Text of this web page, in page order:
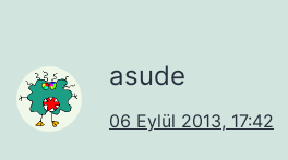
asude
06 Eylül 2013, 17:42